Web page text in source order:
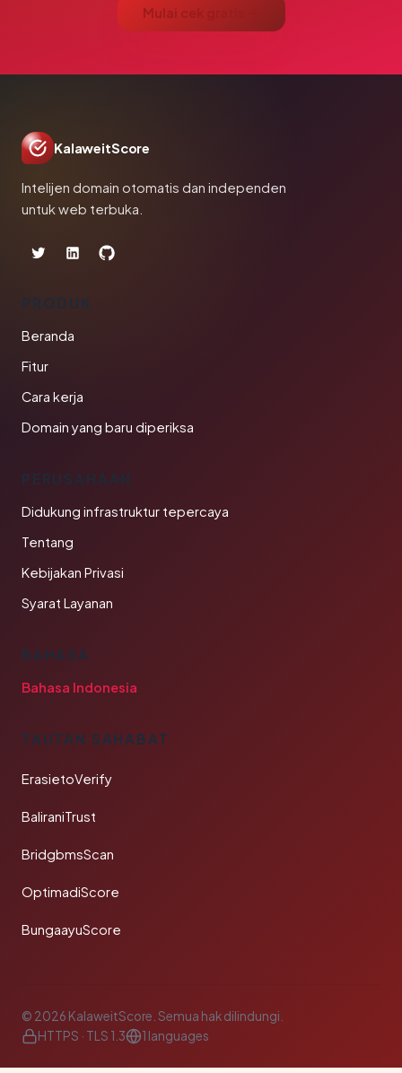
Mulai cek gratis →
KalaweitScore
Intelijen domain otomatis dan independen
untuk web terbuka.
PRODUK
Beranda
Fitur
Cara kerja
Domain yang baru diperiksa
PERUSAHAAN
Didukung infrastruktur tepercaya
Tentang
Kebijakan Privasi
Syarat Layanan
BAHASA
Bahasa Indonesia
TAUTAN SAHABAT
ErasietoVerify
BaliraniTrust
BridgbmsScan
OptimadiScore
BungaayuScore
© 2026 KalaweitScore. Semua hak dilindungi.
HTTPS · TLS 1.3
1 languages